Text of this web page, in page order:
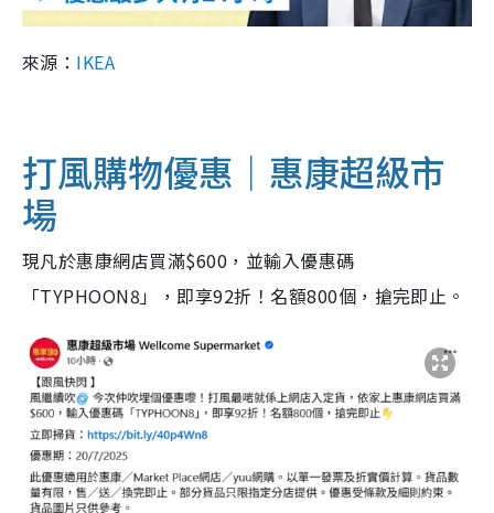
來源： IKEA
打風購物優惠｜惠康超級市
場
現凡於惠康網店買滿$600，並輸入優惠碼
「TYPHOON8」，即享92折！名額800個，搶完即止。